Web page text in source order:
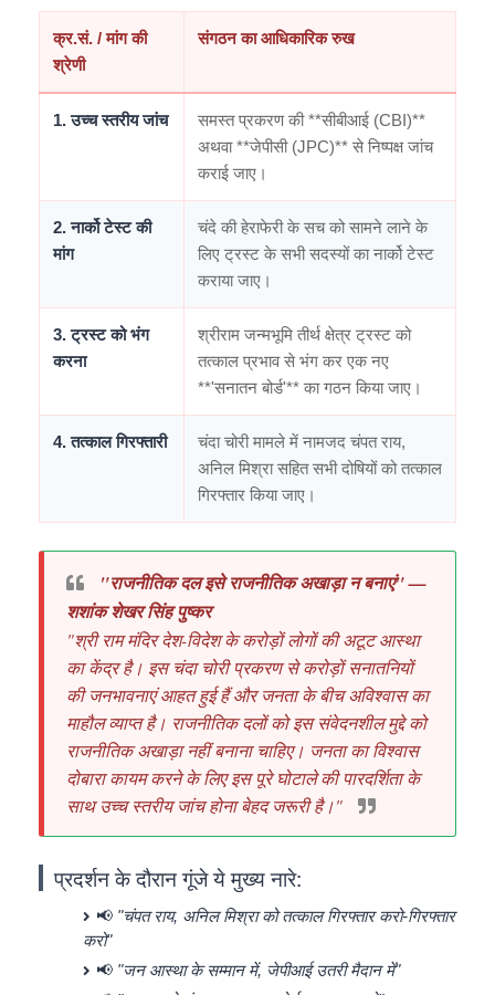
क्र.सं. / मांग की
श्रेणी
संगठन का आधिकारिक रुख
1. उच्च स्तरीय जांच
समस्त प्रकरण की **सीबीआई (CBI)**
अथवा **जेपीसी (JPC)** से निष्पक्ष जांच
कराई जाए।
2. नार्को टेस्ट की
मांग
चंदे की हेराफेरी के सच को सामने लाने के
लिए ट्रस्ट के सभी सदस्यों का नार्को टेस्ट
कराया जाए।
3. ट्रस्ट को भंग
करना
श्रीराम जन्मभूमि तीर्थ क्षेत्र ट्रस्ट को
तत्काल प्रभाव से भंग कर एक नए
**'सनातन बोर्ड'** का गठन किया जाए।
4. तत्काल गिरफ्तारी
चंदा चोरी मामले में नामजद चंपत राय,
अनिल मिश्रा सहित सभी दोषियों को तत्काल
गिरफ्तार किया जाए।
"राजनीतिक दल इसे राजनीतिक अखाड़ा न बनाएं" —
शशांक शेखर सिंह पुष्कर
"श्री राम मंदिर देश-विदेश के करोड़ों लोगों की अटूट आस्था
का केंद्र है। इस चंदा चोरी प्रकरण से करोड़ों सनातनियों
की जनभावनाएं आहत हुई हैं और जनता के बीच अविश्वास का
माहौल व्याप्त है। राजनीतिक दलों को इस संवेदनशील मुद्दे को
राजनीतिक अखाड़ा नहीं बनाना चाहिए। जनता का विश्वास
दोबारा कायम करने के लिए इस पूरे घोटाले की पारदर्शिता के
साथ उच्च स्तरीय जांच होना बेहद जरूरी है।"
प्रदर्शन के दौरान गूंजे ये मुख्य नारे:
📢 "चंपत राय, अनिल मिश्रा को तत्काल गिरफ्तार करो-गिरफ्तार
करो"
📢 "जन आस्था के सम्मान में, जेपीआई उतरी मैदान में"